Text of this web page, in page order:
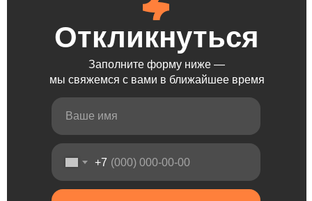
Откликнуться
Заполните форму ниже —
мы свяжемся с вами в ближайшее время
+7